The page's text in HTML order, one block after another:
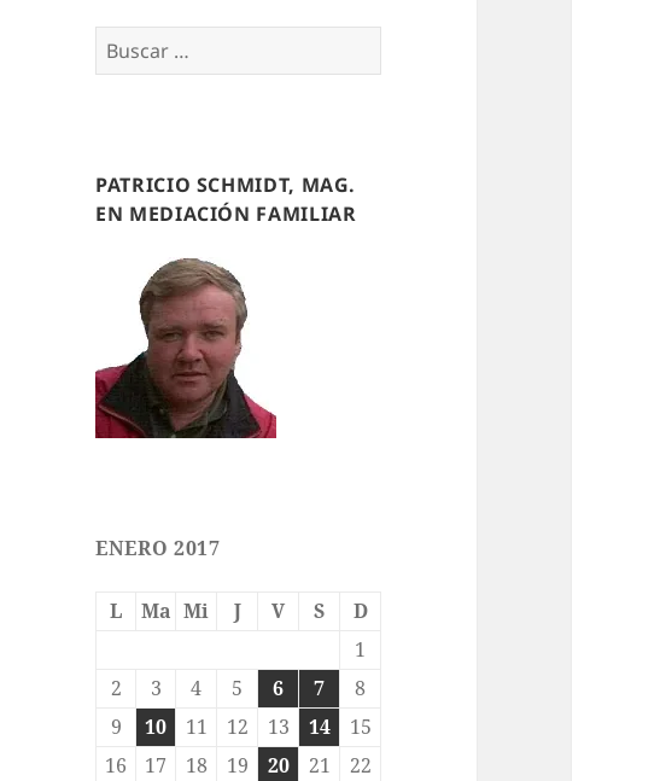
Buscar
por:
PATRICIO SCHMIDT, MAG.
EN MEDIACIÓN FAMILIAR
ENERO 2017
L Ma Mi J V S
D
1
2
3 4 5 6 7
8
9
10 11 12 13 14
15
16
17 18 19 20 21
22